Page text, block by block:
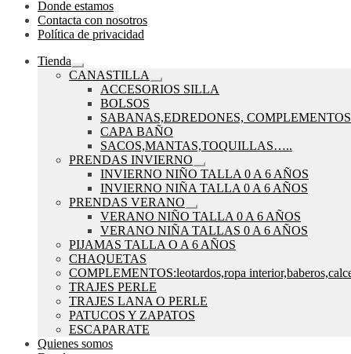
Donde estamos
Contacta con nosotros
Política de privacidad
Tienda
Expandir
el
menú
hijo
CANASTILLA
Expandir
el
hijo
ACCESORIOS SILLA
BOLSOS
SABANAS,EDREDONES,
CAPA BAÑO
SACOS,MANTAS,TOQUILLAS…..
PRENDAS INVIERNO
Expandir
el
menú
INVIERNO NIÑO TALLA 0 A 6 AÑOS
INVIERNO NIÑA TALLA 0 A 6 AÑOS
PRENDAS VERANO
Expandir
el
menú
hijo
VERANO NIÑO TALLA 0 A 6 AÑOS
VERANO NIÑA TALLAS 0 A 6 AÑOS
PIJAMAS TALLA O A 6 AÑOS
CHAQUETAS
COMPLEMENTOS:leotardos,ropa
TRAJES PERLE
TRAJES LANA O PERLE
PATUCOS Y ZAPATOS
ESCAPARATE
Quienes somos